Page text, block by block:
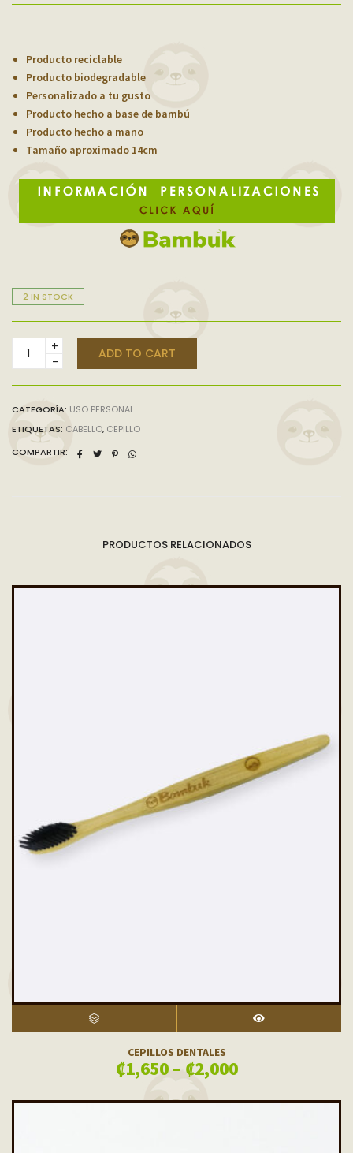
Producto reciclable
Producto biodegradable
Personalizado a tu gusto
Producto hecho a base de bambú
Producto hecho a mano
Tamaño aproximado 14cm
2 IN STOCK
CEPILLO
PARA
ADD TO CART
CATEGORÍA: USO PERSONAL
ETIQUETAS: CABELLO, CEPILLO
COMPARTIR:
PRODUCTOS RELACIONADOS
CEPILLOS DENTALES
₡1,650– ₡2,000